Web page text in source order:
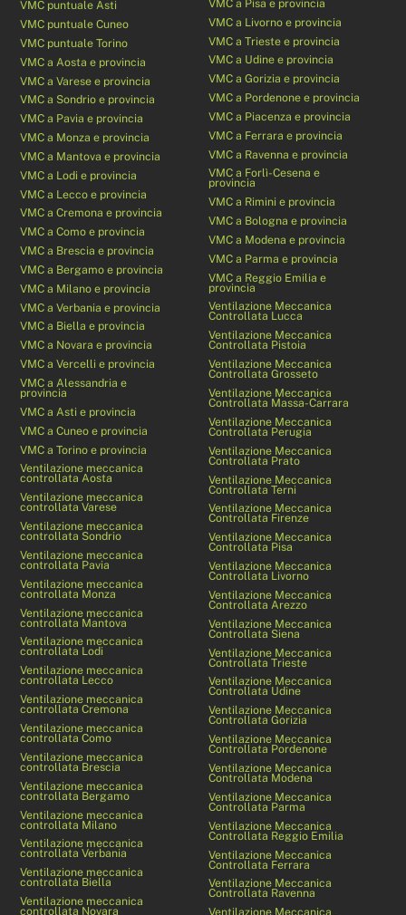
VMC puntuale Asti
VMC puntuale Cuneo
VMC puntuale Torino
VMC a Aosta e provincia
VMC a Varese e provincia
VMC a Sondrio e provincia
VMC a Pavia e provincia
VMC a Monza e provincia
VMC a Mantova e provincia
VMC a Lodi e provincia
VMC a Lecco e provincia
VMC a Cremona e provincia
VMC a Como e provincia
VMC a Brescia e provincia
VMC a Bergamo e provincia
VMC a Milano e provincia
VMC a Verbania e provincia
VMC a Biella e provincia
VMC a Novara e provincia
VMC a Vercelli e provincia
VMC a Alessandria e
provincia
VMC a Asti e provincia
VMC a Cuneo e provincia
VMC a Torino e provincia
Ventilazione meccanica
controllata Aosta
Ventilazione meccanica
controllata Varese
Ventilazione meccanica
controllata Sondrio
Ventilazione meccanica
controllata Pavia
Ventilazione meccanica
controllata Monza
Ventilazione meccanica
controllata Mantova
Ventilazione meccanica
controllata Lodi
Ventilazione meccanica
controllata Lecco
Ventilazione meccanica
controllata Cremona
Ventilazione meccanica
controllata Como
Ventilazione meccanica
controllata Brescia
Ventilazione meccanica
controllata Bergamo
Ventilazione meccanica
controllata Milano
Ventilazione meccanica
controllata Verbania
Ventilazione meccanica
controllata Biella
Ventilazione meccanica
controllata Novara
VMC a Pisa e provincia
VMC a Livorno e provincia
VMC a Trieste e provincia
VMC a Udine e provincia
VMC a Gorizia e provincia
VMC a Pordenone e provincia
VMC a Piacenza e provincia
VMC a Ferrara e provincia
VMC a Ravenna e provincia
VMC a Forlì-Cesena e
provincia
VMC a Rimini e provincia
VMC a Bologna e provincia
VMC a Modena e provincia
VMC a Parma e provincia
VMC a Reggio Emilia e
provincia
Ventilazione Meccanica
Controllata Lucca
Ventilazione Meccanica
Controllata Pistoia
Ventilazione Meccanica
Controllata Grosseto
Ventilazione Meccanica
Controllata Massa-Carrara
Ventilazione Meccanica
Controllata Perugia
Ventilazione Meccanica
Controllata Prato
Ventilazione Meccanica
Controllata Terni
Ventilazione Meccanica
Controllata Firenze
Ventilazione Meccanica
Controllata Pisa
Ventilazione Meccanica
Controllata Livorno
Ventilazione Meccanica
Controllata Arezzo
Ventilazione Meccanica
Controllata Siena
Ventilazione Meccanica
Controllata Trieste
Ventilazione Meccanica
Controllata Udine
Ventilazione Meccanica
Controllata Gorizia
Ventilazione Meccanica
Controllata Pordenone
Ventilazione Meccanica
Controllata Modena
Ventilazione Meccanica
Controllata Parma
Ventilazione Meccanica
Controllata Reggio Emilia
Ventilazione Meccanica
Controllata Ferrara
Ventilazione Meccanica
Controllata Ravenna
Ventilazione Meccanica